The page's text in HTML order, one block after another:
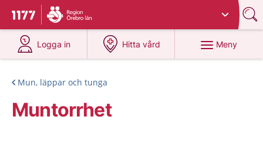
Till startsidan för 1177
Du har valt region
Logga in
på 1177.se
Hitta vård
på 1177.se
Meny
Mun, läppar och tunga
Muntorrhet